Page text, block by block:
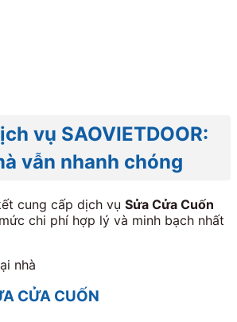
vụ SAOVIETDOOR:
vẫn nhanh chóng
cung cấp dịch vụ Sửa Cửa Cuốn
chi phí hợp lý và minh bạch nhất
nhà
CỬA CUỐN